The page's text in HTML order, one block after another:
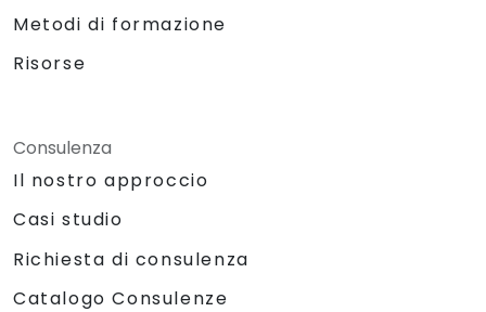
Metodi di formazione
Risorse
Consulenza
Il nostro approccio
Casi studio
Richiesta di consulenza
Catalogo Consulenze